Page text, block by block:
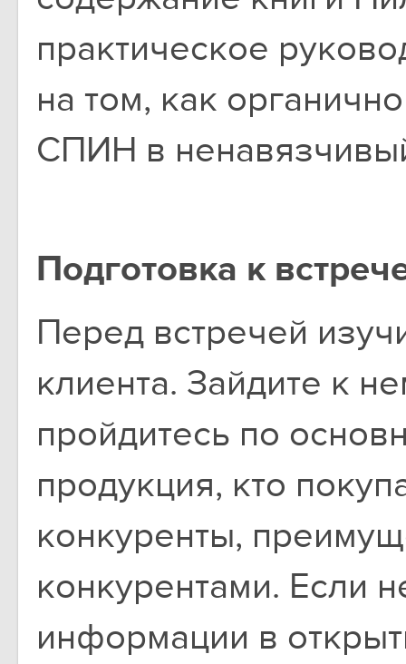
практическое
на том, как
СПИН в
Подготовка к
Перед встречей
клиента. Зайдите к
пройдитесь по
продукция, кто
конкуренты,
конкурентами. Если
информации в